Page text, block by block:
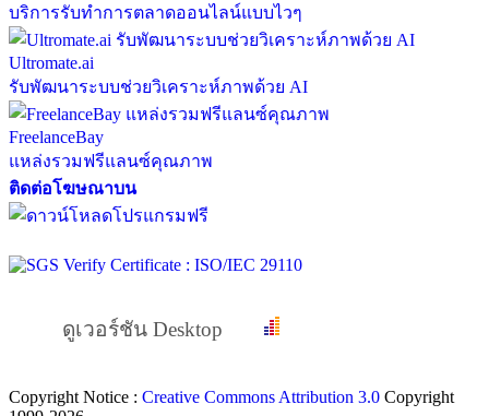
บริการรับทำการตลาดออนไลน์แบบไวๆ
Ultromate.ai
รับพัฒนาระบบช่วยวิเคราะห์ภาพด้วย AI
FreelanceBay
แหล่งรวมฟรีแลนซ์คุณภาพ
ติดต่อโฆษณาบน
ดูเวอร์ชัน Desktop
Copyright Notice : Creative Commons Attribution 3.0 Copyright